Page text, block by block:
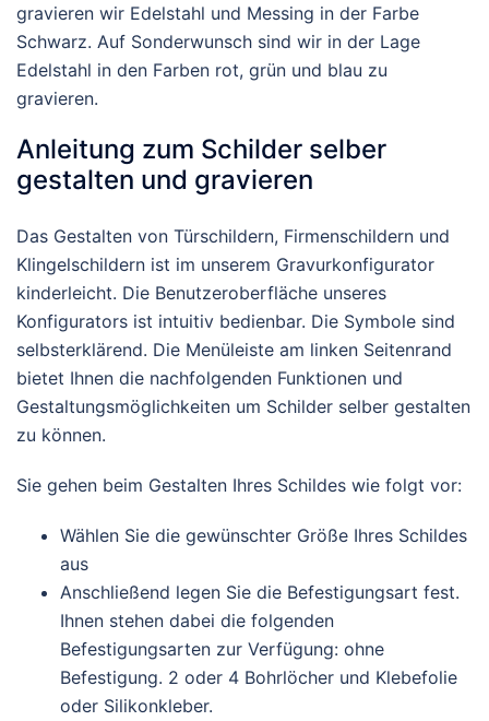
gravieren wir Edelstahl und Messing in der Farbe
Schwarz. Auf Sonderwunsch sind wir in der Lage
Edelstahl in den Farben rot, grün und blau zu
gravieren.
Anleitung zum Schilder selber
gestalten und gravieren
Das Gestalten von Türschildern, Firmenschildern und
Klingelschildern ist im unserem Gravurkonfigurator
kinderleicht. Die Benutzeroberfläche unseres
Konfigurators ist intuitiv bedienbar. Die Symbole sind
selbsterklärend. Die Menüleiste am linken Seitenrand
bietet Ihnen die nachfolgenden Funktionen und
Gestaltungsmöglichkeiten um Schilder selber gestalten
zu können.
Sie gehen beim Gestalten Ihres Schildes wie folgt vor:
Wählen Sie die gewünschter Größe Ihres Schildes
aus
Anschließend legen Sie die Befestigungsart fest.
Ihnen stehen dabei die folgenden
Befestigungsarten zur Verfügung: ohne
Befestigung. 2 oder 4 Bohrlöcher und Klebefolie
oder Silikonkleber.